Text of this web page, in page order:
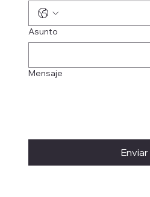
Asunto
Mensaje
Enviar